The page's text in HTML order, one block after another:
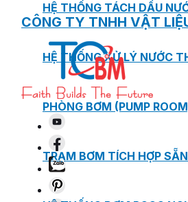
HỆ THỐNG TÁCH DẦU
HỆ THỐNG XỬ LÝ NƯỚC
PHÒNG BƠM (PUMP
TRẠM BƠM TÍCH HỢP
CÔNG TY TNHH VẬT